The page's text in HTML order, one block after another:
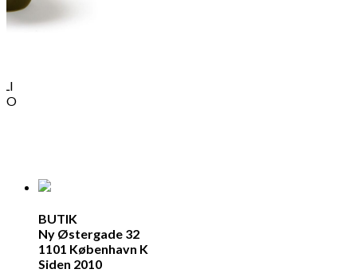
BUTIK
Ny Østergade 32
1101 København K
Siden 2010